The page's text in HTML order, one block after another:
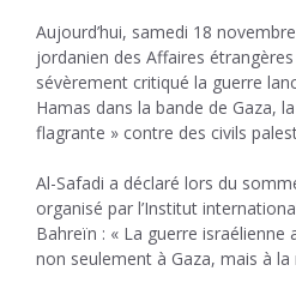
Aujourd’hui, samedi 18
jordanien des Affaires
sévèrement critiqué la guerre
Hamas dans la bande de Gaza,
flagrante » contre des civils
Al-Safadi a déclaré lors du
organisé par l’Institut
Bahreïn : « La guerre israélienne
non seulement à Gaza, mais à la